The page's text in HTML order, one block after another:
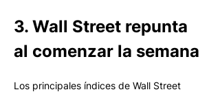
3. Wall Street repunta
al comenzar la semana
Los principales índices de Wall Street